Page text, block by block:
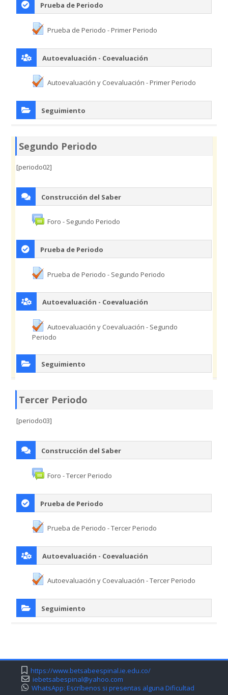
Prueba de Periodo
Prueba de Periodo - Primer Periodo
Autoevaluación - Coevaluación
Autoevaluación y Coevaluación - Primer Periodo
Seguimiento
Segundo Periodo
[periodo02]
Construcción del Saber
Foro - Segundo Periodo
Prueba de Periodo
Prueba de Periodo - Segundo Periodo
Autoevaluación - Coevaluación
Autoevaluación y Coevaluación - Segundo
Periodo
Seguimiento
Tercer Periodo
[periodo03]
Construcción del Saber
Foro - Tercer Periodo
Prueba de Periodo
Prueba de Periodo - Tercer Periodo
Autoevaluación - Coevaluación
Autoevaluación y Coevaluación - Tercer Periodo
Seguimiento
https://www.betsabeespinal.ie.edu.co/
iebetsabespinal@yahoo.com
WhatsApp: Escríbenos si presentas alguna Dificultad